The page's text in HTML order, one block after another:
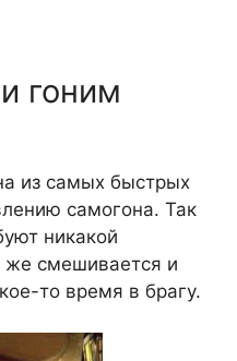
гоним
из самых быстрых
самогона. Так
никакой
же смешивается и
то время в брагу.